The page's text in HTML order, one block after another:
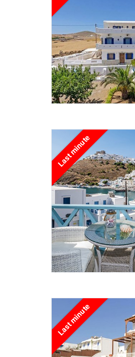
Last minute
Last minute